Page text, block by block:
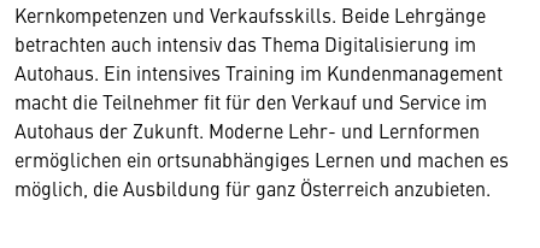
Kernkompetenzen und Verkaufsskills. Beide Lehrgänge
betrachten auch intensiv das Thema Digitalisierung im
Autohaus. Ein intensives Training im Kundenmanagement
macht die Teilnehmer fit für den Verkauf und Service im
Autohaus der Zukunft. Moderne Lehr- und Lernformen
ermöglichen ein ortsunabhängiges Lernen und machen es
möglich, die Ausbildung für ganz Österreich anzubieten.